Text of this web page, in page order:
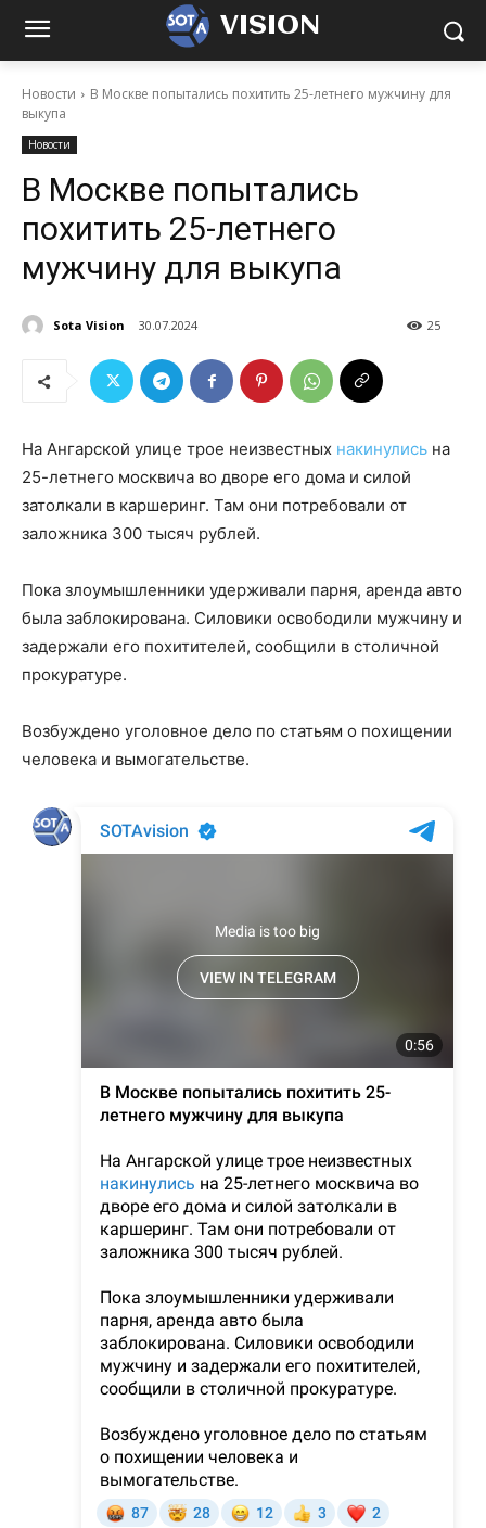
VISION
Новости
В Москве попытались похитить 25-летнего мужчину для
выкупа
Новости
В Москве попытались
похитить 25-летнего
мужчину для выкупа
Sota Vision 30.07.2024 25
На Ангарской улице трое неизвестных накинулись на
25-летнего москвича во дворе его дома и силой
затолкали в каршеринг. Там они потребовали от
заложника 300 тысяч рублей.
Пока злоумышленники удерживали парня, аренда авто
была заблокирована. Силовики освободили мужчину и
задержали его похитителей, сообщили в столичной
прокуратуре.
Возбуждено уголовное дело по статьям о похищении
человека и вымогательстве.